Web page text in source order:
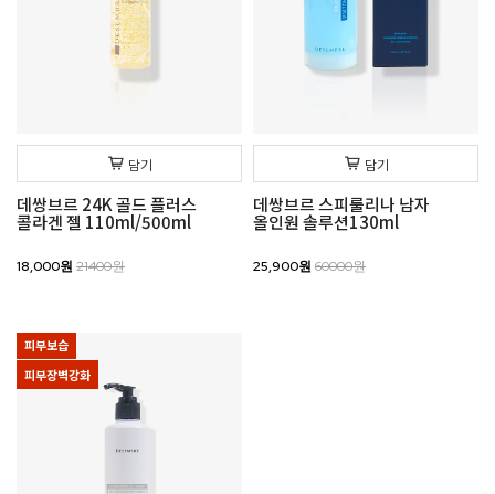
담기
데쌍브르 24K 골드 플러스
콜라겐 젤 110ml/500ml
18,000원 21400원
담기
데쌍브르 스피룰리나 남자
올인원 솔루션130ml
25,900원 60000원
피부보습
피부장벽강화